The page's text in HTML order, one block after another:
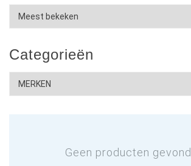
Categorieën
Geen producten